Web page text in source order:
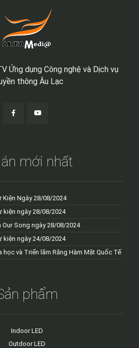
Ứng dụng Công nghệ và Dịch vụ
thông Âu Lạc
mới nhất
Kiện Ngày 28/08/2024
kiện ngày 28/08/2024
Our Song ngày 28/08/2024
kiện ngày 24/08/2024
học và Triển lãm Răng Hàm Mặt Quốc Tế
phẩm
Indoor LED
Outdoor LED